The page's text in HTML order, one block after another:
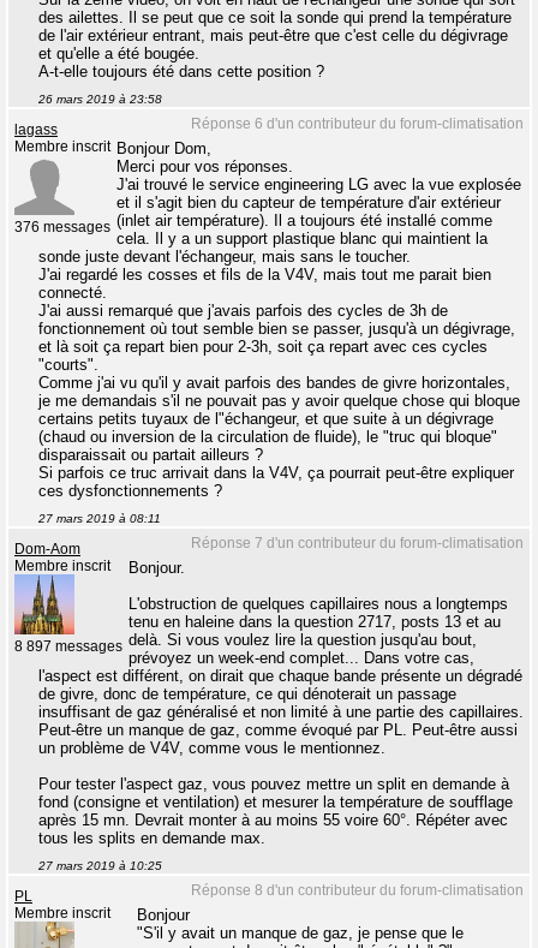
des ailettes. Il se peut que ce soit la sonde qui prend la température
de l'air extérieur entrant, mais peut-être que c'est celle du dégivrage
et qu'elle a été bougée.
A-t-elle toujours été dans cette position ?
26 mars 2019 à 23:58
Réponse 6 d'un contributeur du forum-climatisation
lagass
Membre inscrit
376 messages
Bonjour Dom,
Merci pour vos réponses.
J'ai trouvé le service engineering LG avec la vue explosée
et il s'agit bien du capteur de température d'air extérieur
(inlet air température). Il a toujours été installé comme
cela. Il y a un support plastique blanc qui maintient la
sonde juste devant l'échangeur, mais sans le toucher.
J'ai regardé les cosses et fils de la V4V, mais tout me parait bien
connecté.
J'ai aussi remarqué que j'avais parfois des cycles de 3h de
fonctionnement où tout semble bien se passer, jusqu'à un dégivrage,
et là soit ça repart bien pour 2-3h, soit ça repart avec ces cycles
"courts".
Comme j'ai vu qu'il y avait parfois des bandes de givre horizontales,
je me demandais s'il ne pouvait pas y avoir quelque chose qui bloque
certains petits tuyaux de l"échangeur, et que suite à un dégivrage
(chaud ou inversion de la circulation de fluide), le "truc qui bloque"
disparaissait ou partait ailleurs ?
Si parfois ce truc arrivait dans la V4V, ça pourrait peut-être expliquer
ces dysfonctionnements ?
27 mars 2019 à 08:11
Réponse 7 d'un contributeur du forum-climatisation
Dom-Aom
Membre inscrit
8 897 messages
Bonjour.
L'obstruction de quelques capillaires nous a longtemps
tenu en haleine dans la question 2717, posts 13 et au
delà. Si vous voulez lire la question jusqu'au bout,
prévoyez un week-end complet... Dans votre cas,
l'aspect est différent, on dirait que chaque bande présente un dégradé
de givre, donc de température, ce qui dénoterait un passage
insuffisant de gaz généralisé et non limité à une partie des capillaires.
Peut-être un manque de gaz, comme évoqué par PL. Peut-être aussi
un problème de V4V, comme vous le mentionnez.
Pour tester l'aspect gaz, vous pouvez mettre un split en demande à
fond (consigne et ventilation) et mesurer la température de soufflage
après 15 mn. Devrait monter à au moins 55 voire 60°. Répéter avec
tous les splits en demande max.
27 mars 2019 à 10:25
Réponse 8 d'un contributeur du forum-climatisation
PL
Membre inscrit
Bonjour
"S'il y avait un manque de gaz, je pense que le